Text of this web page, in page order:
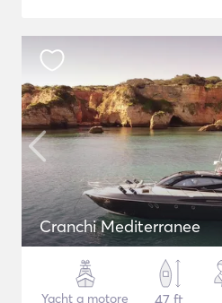
Cranchi Mediterranee
Yacht a motore
47 ft